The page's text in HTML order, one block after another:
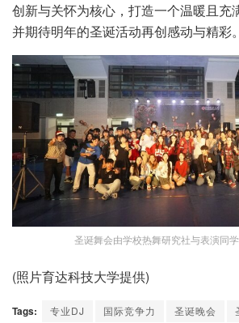
创新与关怀为核心，打造一个温暖且充
并期待明年的圣诞活动再创感动与精彩。
圣诞舞会由学校热舞研究社与表演同
(照片育达科技大学提供)
Tags: 专业DJ 国际竞争力 圣诞晚会